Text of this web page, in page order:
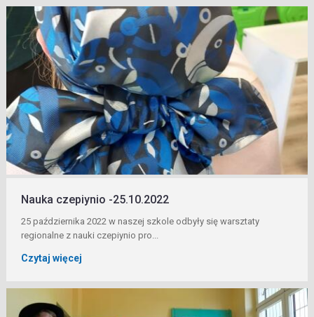
Nauka czepiynio -25.10.2022
25 października 2022 w naszej szkole odbyły się warsztaty
regionalne z nauki czepiynio pro...
Czytaj więcej